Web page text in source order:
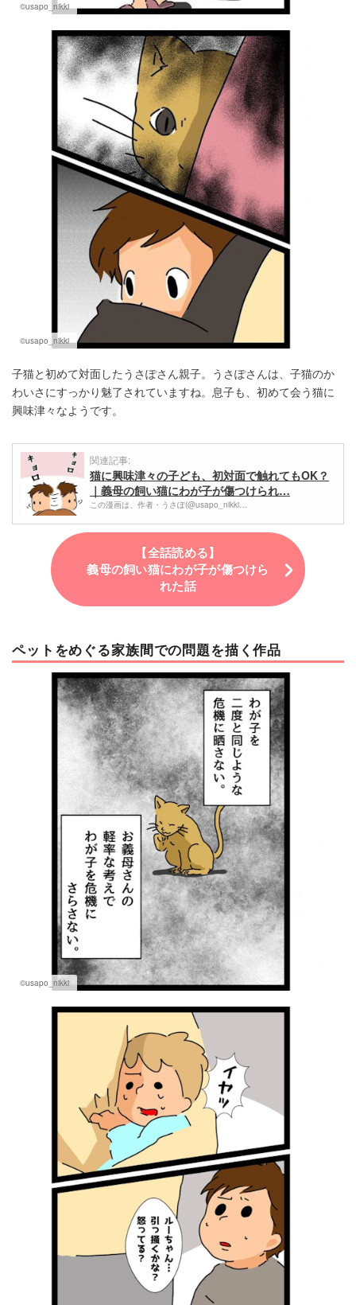
©usapo_nikki
©usapo_nikki
子猫と初めて対面したうさぽさん親子。うさぽさんは、子猫のか
わいさにすっかり魅了されていますね。息子も、初めて会う猫に
興味津々なようです。
関連記事:
猫に興味津々の子ども、初対面で触れてもOK？
｜義母の飼い猫にわが子が傷つけられ…
この漫画は、作者・うさぽ(@usapo_nikki…
【全話読める】
義母の飼い猫にわが子が傷つけら
れた話
ペットをめぐる家族間での問題を描く作品
©usapo_nikki